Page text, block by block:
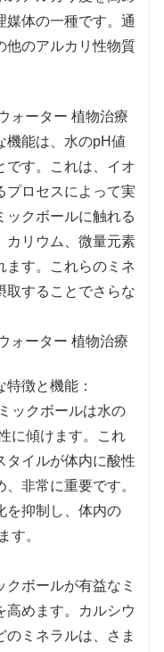
媒体の一種です。通
他のアルカリ性物質
機能は、水のpH値
です。これは、イオ
プロセスによって実
ックボールに触れる
カリウム、微量元素
ます。これらのミネ
取することでさらな
徴と機能：
ックボールは水の
に傾けます。これ
タイルが体内に酸性
非常に重要です。
を抑制し、体内の
す。
クボールが有益なミ
高めます。カルシウ
のミネラルは、さま